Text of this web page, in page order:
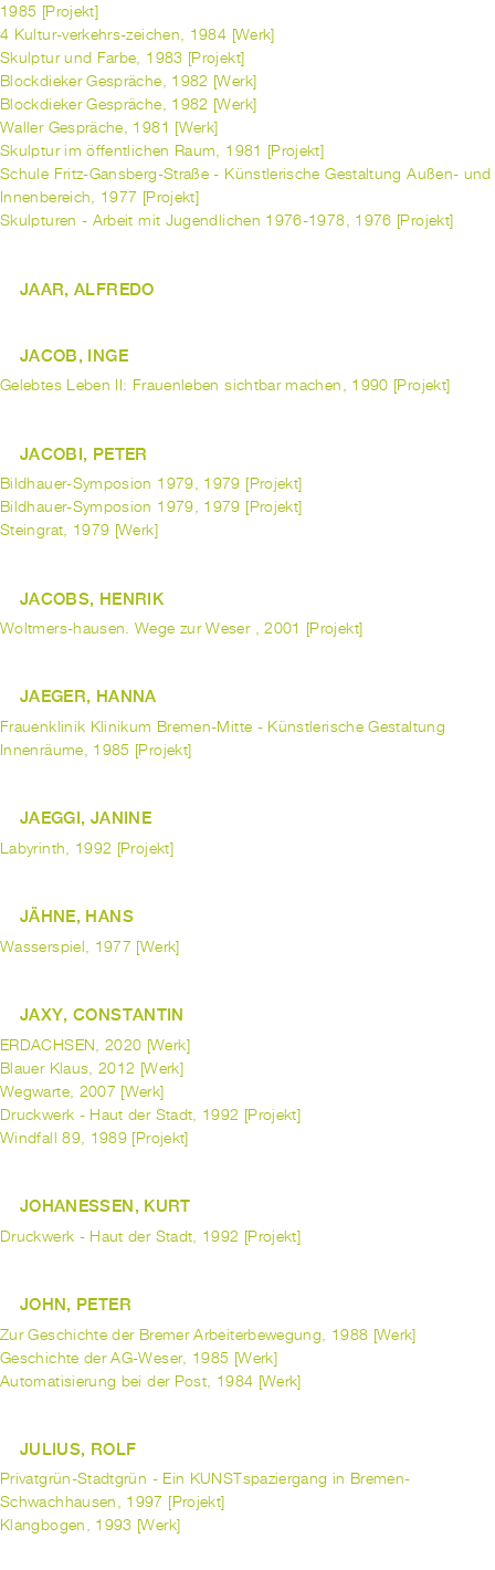
1985 [Projekt]
4 Kultur-verkehrs-zeichen, 1984 [Werk]
Skulptur und Farbe, 1983 [Projekt]
Blockdieker Gespräche, 1982 [Werk]
Blockdieker Gespräche, 1982 [Werk]
Waller Gespräche, 1981 [Werk]
Skulptur im öffentlichen Raum, 1981 [Projekt]
Schule Fritz-Gansberg-Straße - Künstlerische Gestaltung Außen- und
Innenbereich, 1977 [Projekt]
Skulpturen - Arbeit mit Jugendlichen 1976-1978, 1976 [Projekt]
JAAR, ALFREDO
JACOB, INGE
Gelebtes Leben II: Frauenleben sichtbar machen, 1990 [Projekt]
JACOBI, PETER
Bildhauer-Symposion 1979, 1979 [Projekt]
Bildhauer-Symposion 1979, 1979 [Projekt]
Steingrat, 1979 [Werk]
JACOBS, HENRIK
Woltmers-hausen. Wege zur Weser , 2001 [Projekt]
JAEGER, HANNA
Frauenklinik Klinikum Bremen-Mitte - Künstlerische Gestaltung
Innenräume, 1985 [Projekt]
JAEGGI, JANINE
Labyrinth, 1992 [Projekt]
JÄHNE, HANS
Wasserspiel, 1977 [Werk]
JAXY, CONSTANTIN
ERDACHSEN, 2020 [Werk]
Blauer Klaus, 2012 [Werk]
Wegwarte, 2007 [Werk]
Druckwerk - Haut der Stadt, 1992 [Projekt]
Windfall 89, 1989 [Projekt]
JOHANESSEN, KURT
Druckwerk - Haut der Stadt, 1992 [Projekt]
JOHN, PETER
Zur Geschichte der Bremer Arbeiterbewegung, 1988 [Werk]
Geschichte der AG-Weser, 1985 [Werk]
Automatisierung bei der Post, 1984 [Werk]
JULIUS, ROLF
Privatgrün-Stadtgrün - Ein KUNSTspaziergang in Bremen-
Schwachhausen, 1997 [Projekt]
Klangbogen, 1993 [Werk]